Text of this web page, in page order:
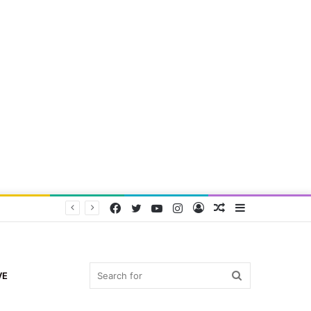
Random
Log
Instagram
YouTube
Twitter
Facebook